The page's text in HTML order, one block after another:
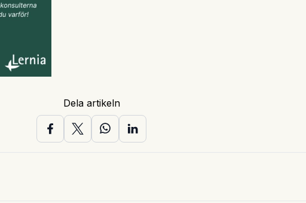
Dela artikeln